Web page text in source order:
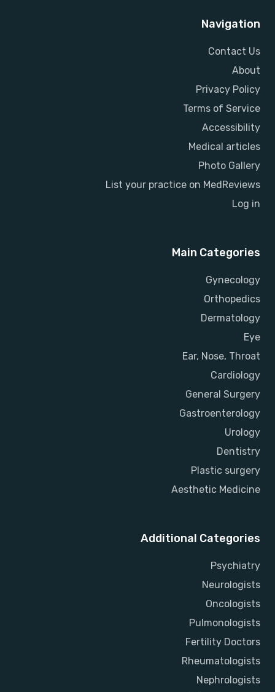
Navigation
Contact Us
About
Privacy Policy
Terms of Service
Accessibility
Medical articles
Photo Gallery
List your practice on MedReviews
Log in
Main Categories
Gynecology
Orthopedics
Dermatology
Eye
Ear, Nose, Throat
Cardiology
General Surgery
Gastroenterology
Urology
Dentistry
Plastic surgery
Aesthetic Medicine
Additional Categories
Psychiatry
Neurologists
Oncologists
Pulmonologists
Fertility Doctors
Rheumatologists
Nephrologists